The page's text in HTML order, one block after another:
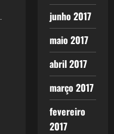
junho 2017
maio 2017
abril 2017
março 2017
fevereiro
2017